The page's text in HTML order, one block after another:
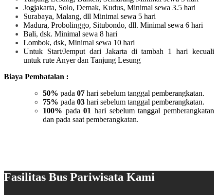
Jogjakarta, Solo, Demak, Kudus, Minimal sewa 3.5 hari
Surabaya, Malang, dll Minimal sewa 5 hari
Madura, Probolinggo, Situbondo, dll. Minimal sewa 6 hari
Bali, dsk. Minimal sewa 8 hari
Lombok, dsk, Minimal sewa 10 hari
Untuk Start/Jemput dari Jakarta di tambah 1 hari kecuali
untuk rute Anyer dan Tanjung Lesung
Biaya Pembatalan :
50% pada 07 hari sebelum tanggal pemberangkatan.
75% pada 03 hari sebelum tanggal pemberangkatan.
100% pada01 hari sebelum tanggal pemberangkatan
dan pada saat pemberangkatan.
Fasilitas Bus Pariwisata Kami